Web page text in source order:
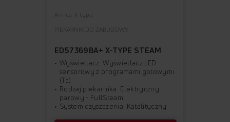
Amica X-type
PIEKARNIK DO ZABUDOWY
ED57369BA+ X-TYPE STEAM
Wyświetlacz: Wyświetlacz LED
sensorowy z programami gotowymi
(Tc)
Rodzaj piekarnika: Elektryczny
parowy - FullSteam
System czyszczenia: Katalityczny